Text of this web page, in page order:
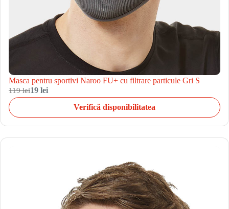
Masca pentru sportivi Naroo FU+ cu filtrare particule Gri S
119 lei19 lei
Verifică disponibilitatea